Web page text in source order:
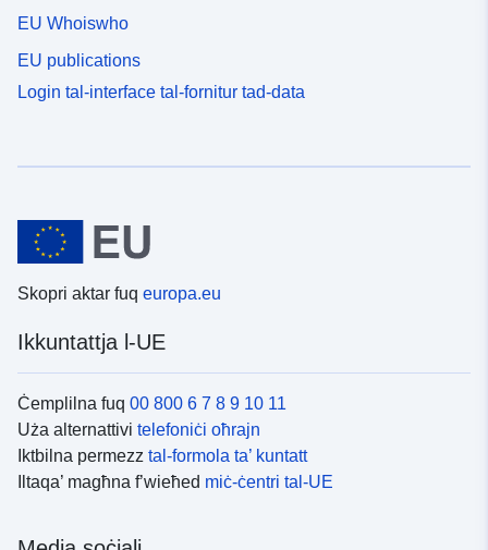
EU Whoiswho
EU publications
Login tal-interface tal-fornitur tad-data
Skopri aktar fuq europa.eu
Ikkuntattja l-UE
Ċemplilna fuq 00 800 6 7 8 9 10 11
Uża alternattivi telefoniċi oħrajn
Iktbilna permezz tal-formola ta’ kuntatt
Iltaqa’ magħna f’wieħed miċ-ċentri tal-UE